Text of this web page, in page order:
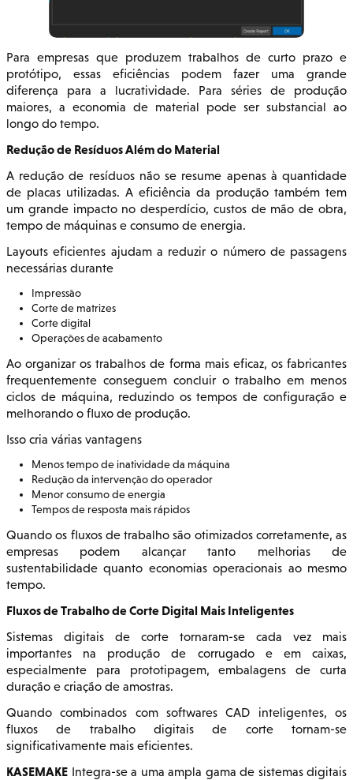
Para empresas que produzem trabalhos de curto prazo e
protótipo, essas eficiências podem fazer uma grande
diferença para a lucratividade. Para séries de produção
maiores, a economia de material pode ser substancial ao
longo do tempo.
Redução de Resíduos Além do Material
A redução de resíduos não se resume apenas à quantidade
de placas utilizadas. A eficiência da produção também tem
um grande impacto no desperdício, custos de mão de obra,
tempo de máquinas e consumo de energia.
Layouts eficientes ajudam a reduzir o número de passagens
necessárias durante
Impressão
Corte de matrizes
Corte digital
Operações de acabamento
Ao organizar os trabalhos de forma mais eficaz, os fabricantes
frequentemente conseguem concluir o trabalho em menos
ciclos de máquina, reduzindo os tempos de configuração e
melhorando o fluxo de produção.
Isso cria várias vantagens
Menos tempo de inatividade da máquina
Redução da intervenção do operador
Menor consumo de energia
Tempos de resposta mais rápidos
Quando os fluxos de trabalho são otimizados corretamente, as
empresas podem alcançar tanto melhorias de
sustentabilidade quanto economias operacionais ao mesmo
tempo.
Fluxos de Trabalho de Corte Digital Mais Inteligentes
Sistemas digitais de corte tornaram-se cada vez mais
importantes na produção de corrugado e em caixas,
especialmente para prototipagem, embalagens de curta
duração e criação de amostras.
Quando combinados com softwares CAD inteligentes, os
fluxos de trabalho digitais de corte tornam-se
significativamente mais eficientes.
KASEMAKE Integra-se a uma ampla gama de sistemas digitais